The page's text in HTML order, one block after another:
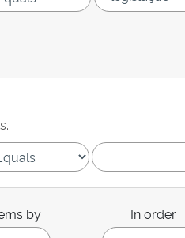
by In order